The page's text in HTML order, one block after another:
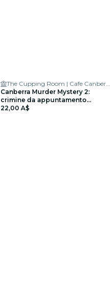
The Cupping Room | Cafe Canberra
Canberra Murder Mystery 2:
crimine da appuntamento
notturno!
22,00 A$